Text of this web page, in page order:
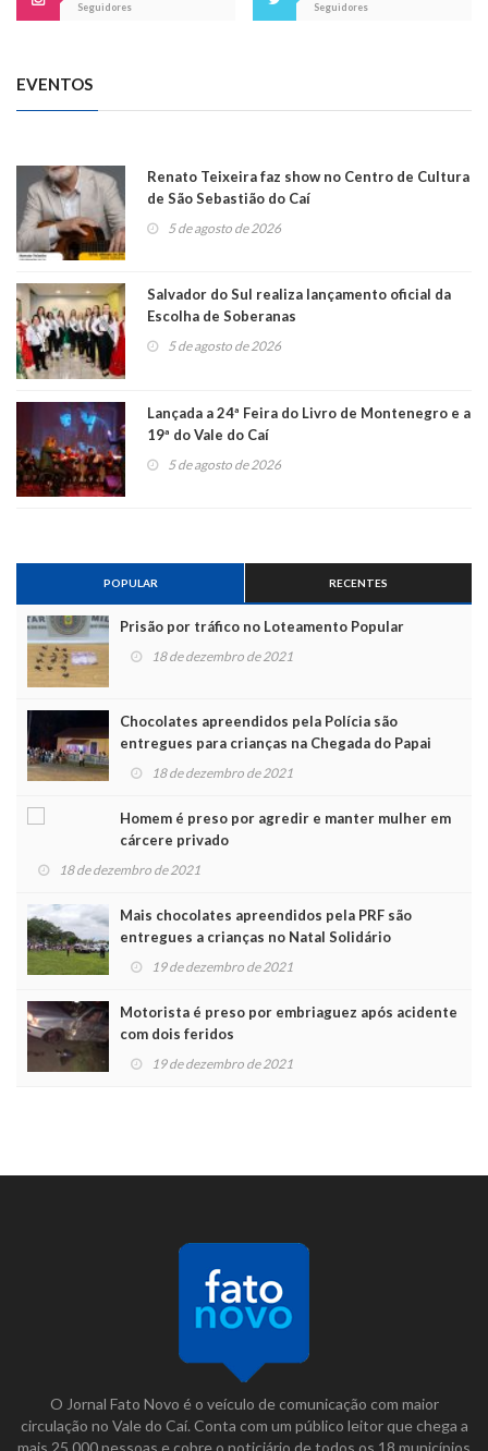
Seguidores
Seguidores
EVENTOS
Renato Teixeira faz show no Centro de Cultura
de São Sebastião do Caí
5 de agosto de 2026
Salvador do Sul realiza lançamento oficial da
Escolha de Soberanas
5 de agosto de 2026
Lançada a 24ª Feira do Livro de Montenegro e a
19ª do Vale do Caí
5 de agosto de 2026
POPULAR RECENTES
Prisão por tráfico no Loteamento Popular
18 de dezembro de 2021
Chocolates apreendidos pela Polícia são
entregues para crianças na Chegada do Papai
Noel
18 de dezembro de 2021
Homem é preso por agredir e manter mulher em
cárcere privado
18 de dezembro de 2021
Mais chocolates apreendidos pela PRF são
entregues a crianças no Natal Solidário
19 de dezembro de 2021
Motorista é preso por embriaguez após acidente
com dois feridos
19 de dezembro de 2021
O Jornal Fato Novo é o veículo de comunicação com maior
circulação no Vale do Caí. Conta com um público leitor que chega a
mais 25.000 pessoas e cobre o noticiário de todos os 18 municípios